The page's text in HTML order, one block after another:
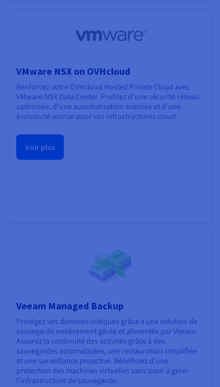
VMware NSX on OVHcloud
Renforcez votre OVHcloud Hosted Private Cloud avec
VMware NSX Data Center. Profitez d’une sécurité réseau
optimisée, d’une automatisation avancée et d’une
évolutivité accrue pour vos infrastructures cloud.
Voir plus
Veeam Managed Backup
Protégez vos données critiques grâce à une solution de
sauvegarde entièrement gérée et alimentée par Veeam.
Assurez la continuité des activités grâce à des
sauvegardes automatisées, une restauration simplifiée
et une surveillance proactive. Bénéficiez d’une
protection des machines virtuelles sans avoir à gérer
l’infrastructure de sauvegarde.